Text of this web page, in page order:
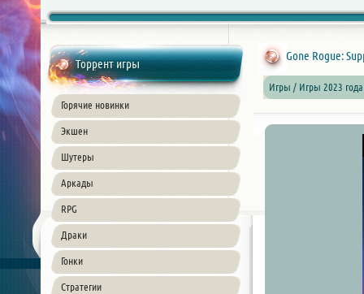
PC
Торрент игры
Горячие новинки
Экшен
Шутеры
Аркады
RPG
Драки
Гонки
Стратегии
Gone Rogue:
Игры / Игры 2023